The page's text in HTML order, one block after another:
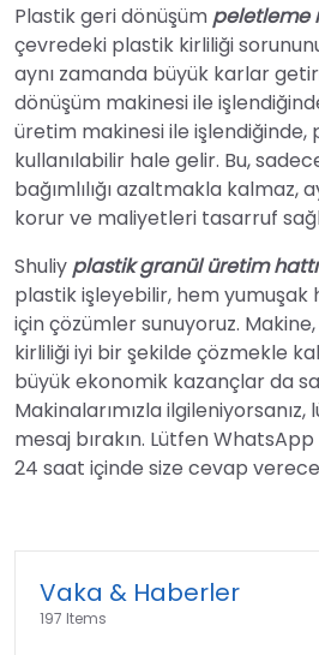
Plastik geri dönüşüm peletleme
çevredeki plastik kirliliği
aynı zamanda büyük karlar
dönüşüm makinesi ile
üretim makinesi ile
kullanılabilir hale gelir. Bu,
bağımlılığı azaltmakla kalmaz,
korur ve maliyetleri tasarruf
Shuliy plastik granül üretim hattı
plastik işleyebilir, hem yumuşak
için çözümler sunuyoruz.
kirliliği iyi bir şekilde çözmekle
büyük ekonomik kazançlar da
Makinalarımızla
mesaj bırakın. Lütfen WhatsApp
24 saat içinde size cevap
Vaka & Haberler
197 Items